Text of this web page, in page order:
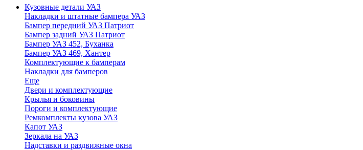
Кузовные детали УАЗ
Накладки и штатные бампера УАЗ
Бампер передний УАЗ Патриот
Бампер задний УАЗ Патриот
Бампер УАЗ 452, Буханка
Бампер УАЗ 469, Хантер
Комплектующие к бамперам
Накладки для бамперов
Еще
Двери и комплектующие
Крылья и боковины
Пороги и комплектующие
Ремкомплекты кузова УАЗ
Капот УАЗ
Зеркала на УАЗ
Надставки и раздвижные окна